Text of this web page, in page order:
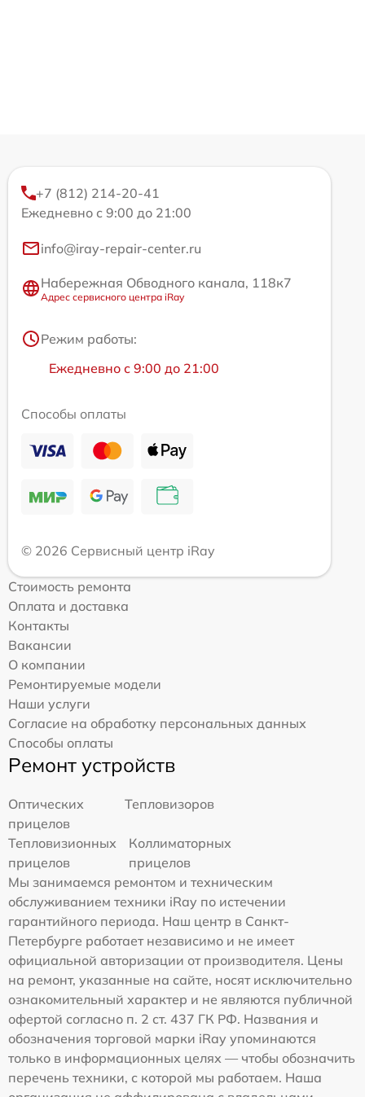
+7 (812) 214-20-41
Ежедневно с 9:00 до 21:00
info@iray-repair-center.ru
Набережная Обводного канала, 118к7
Адрес сервисного центра iRay
Режим работы:
Ежедневно с 9:00 до 21:00
Способы оплаты
© 2026 Сервисный центр iRay
Стоимость ремонта
Оплата и доставка
Контакты
Вакансии
О компании
Ремонтируемые модели
Наши услуги
Согласие на обработку персональных данных
Способы оплаты
Ремонт устройств
Оптических
прицелов
Тепловизоров
Тепловизионных
прицелов
Коллиматорных
прицелов
Мы занимаемся ремонтом и техническим
обслуживанием техники iRay по истечении
гарантийного периода. Наш центр в Санкт-
Петербурге работает независимо и не имеет
официальной авторизации от производителя. Цены
на ремонт, указанные на сайте, носят исключительно
ознакомительный характер и не являются публичной
офертой согласно п. 2 ст. 437 ГК РФ. Названия и
обозначения торговой марки iRay упоминаются
только в информационных целях — чтобы обозначить
перечень техники, с которой мы работаем. Наша